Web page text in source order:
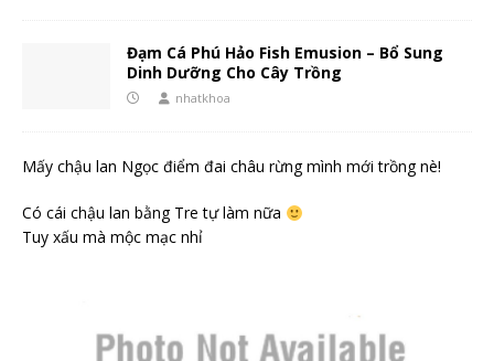
Đạm Cá Phú Hảo Fish Emusion – Bổ Sung
Dinh Dưỡng Cho Cây Trồng
nhatkhoa
Mấy chậu lan Ngọc điểm đai châu rừng mình mới trồng nè!
Có cái chậu lan bằng Tre tự làm nữa
Tuy xấu mà mộc mạc nhỉ